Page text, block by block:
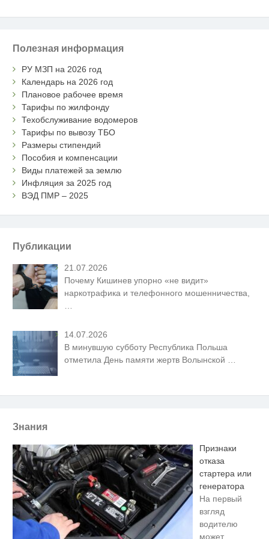
Полезная информация
РУ МЗП на 2026 год
Календарь на 2026 год
Плановое рабочее время
Тарифы по жилфонду
Техобслуживание водомеров
Тарифы по вывозу ТБО
Размеры стипендий
Пособия и компенсации
Виды платежей за землю
Инфляция за 2025 год
ВЭД ПМР – 2025
Публикации
21.07.2026
Почему Кишинев упорно «не видит»
наркотрафика и телефонного мошенничества,
14.07.2026
В минувшую субботу Республика Польша
отметила День памяти жертв Волынской
Знания
Признаки
отказа
стартера или
генератора
На первый
взгляд
водителю
может